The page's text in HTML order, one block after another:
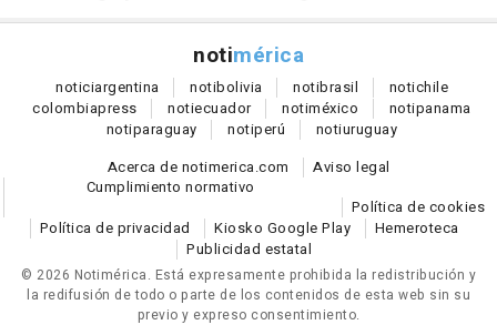
notimérica
noticiargentina notibolivia notibrasil notichile
colombiapress notiecuador notiméxico notipanama
notiparaguay notiperú notiuruguay
Acerca de notimerica.com
Aviso legal
Cumplimiento normativo
Política de cookies
Política de privacidad
Kiosko Google Play
Hemeroteca
Publicidad estatal
© 2026 Notimérica. Está expresamente prohibida la redistribución y
la redifusión de todo o parte de los contenidos de esta web sin su
previo y expreso consentimiento.